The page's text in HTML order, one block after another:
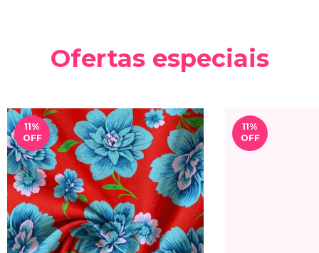
Ofertas especiais
11%
OFF
11%
OFF